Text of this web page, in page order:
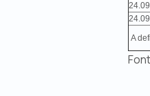
24.09
24.09
A